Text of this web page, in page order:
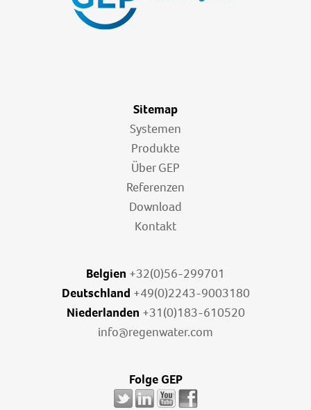
Sitemap
Systemen
Produkte
Über GEP
Referenzen
Download
Kontakt
Belgien +32(0)56-299701
Deutschland +49(0)2243-9003180
Niederlanden +31(0)183-610520
info@regenwater.com
Folge GEP